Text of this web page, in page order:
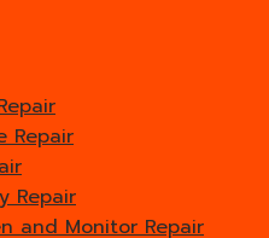
Repair
Repair
and Monitor Repair